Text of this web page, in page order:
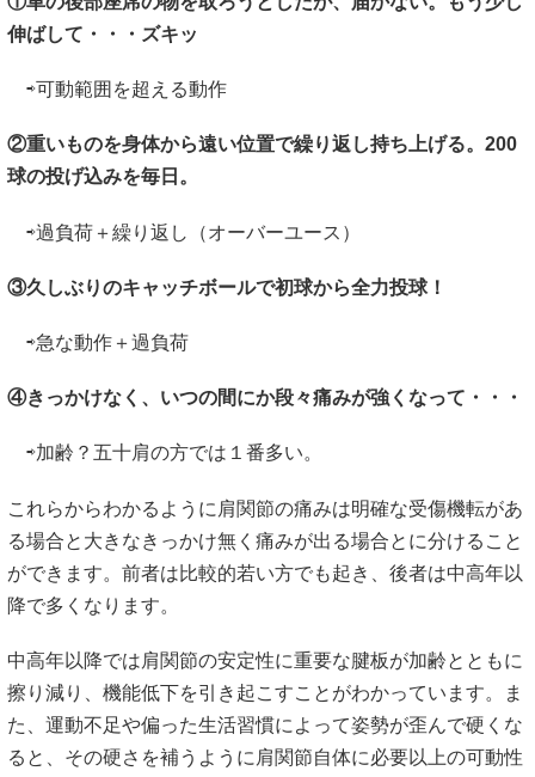
伸ばして・・・ズキッ
⇨可動範囲を超える動作
②重いものを身体から遠い位置で繰り返し持ち上げる。200
球の投げ込みを毎日。
⇨過負荷＋繰り返し（オーバーユース）
③久しぶりのキャッチボールで初球から全力投球！
⇨急な動作＋過負荷
④きっかけなく、いつの間にか段々痛みが強くなって・・・
⇨加齢？五十肩の方では１番多い。
これらからわかるように肩関節の痛みは明確な受傷機転があ
る場合と大きなきっかけ無く痛みが出る場合とに分けること
ができます。前者は比較的若い方でも起き、後者は中高年以
降で多くなります。
中高年以降では肩関節の安定性に重要な腱板が加齢とともに
擦り減り、機能低下を引き起こすことがわかっています。ま
た、運動不足や偏った生活習慣によって姿勢が歪んで硬くな
ると、その硬さを補うように肩関節自体に必要以上の可動性